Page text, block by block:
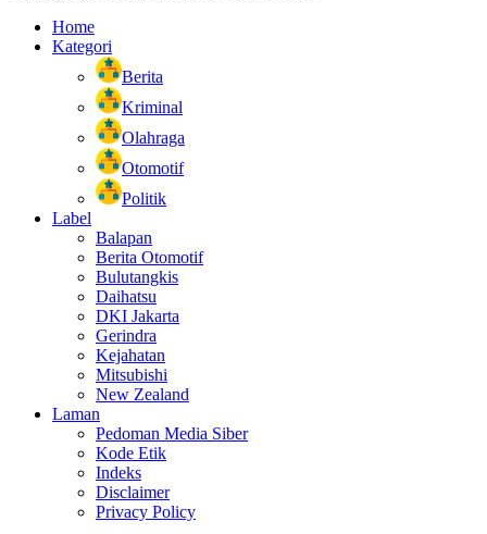
Home
Kategori
Berita
Kriminal
Olahraga
Otomotif
Politik
Label
Balapan
Berita Otomotif
Bulutangkis
Daihatsu
DKI Jakarta
Gerindra
Kejahatan
Mitsubishi
New Zealand
Laman
Pedoman Media Siber
Kode Etik
Indeks
Disclaimer
Privacy Policy